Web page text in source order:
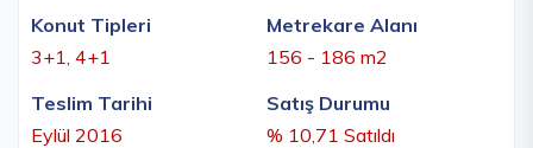
Konut Tipleri
3+1, 4+1
Metrekare Alanı
156 - 186 m2
Teslim Tarihi
Eylül 2016
Satış Durumu
% 10,71 Satıldı